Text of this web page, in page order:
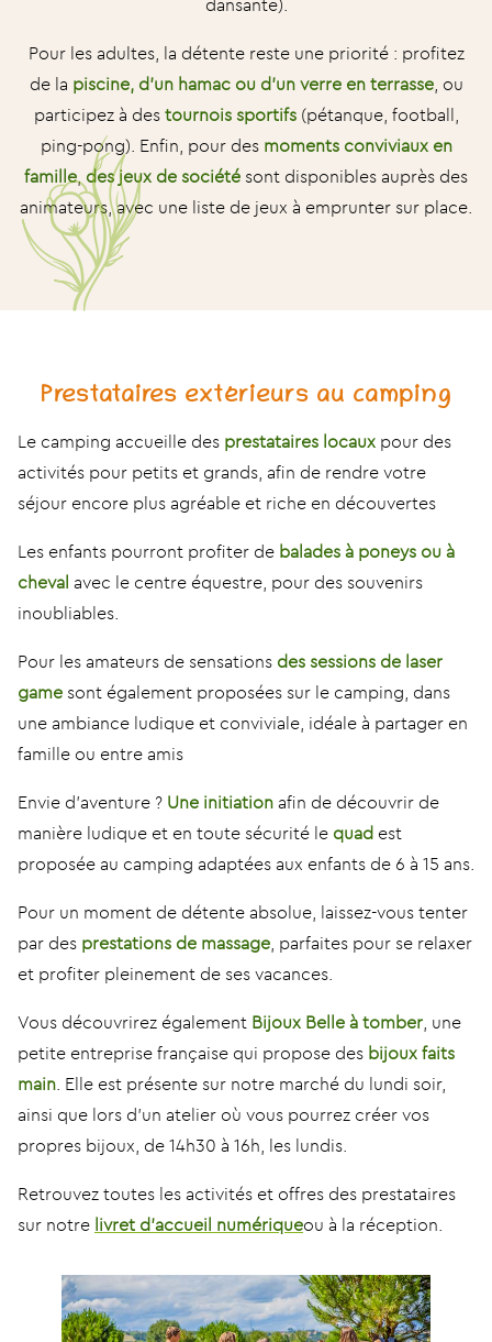
Pour les adultes, la détente reste une priorité : profitez
de la piscine, d’un hamac ou d’un verre en terrasse, ou
participez à des tournois sportifs(pétanque, football,
ping-pong). Enfin, pour des moments conviviaux en
famille, des jeux de société sont disponibles auprès des
animateurs, avec une liste de jeux à emprunter sur place.
Prestataires extérieurs au camping
Le camping accueille des prestataires locaux pour des
activités pour petits et grands, afin de rendre votre
séjour encore plus agréable et riche en découvertes
Les enfants pourront profiter de balades à poneys ou à
cheval avec le centre équestre, pour des souvenirs
inoubliables.
Pour les amateurs de sensations des sessions de laser
game sont également proposées sur le camping, dans
une ambiance ludique et conviviale, idéale à partager en
famille ou entre amis
Envie d’aventure ? Une initiation afin de découvrir de
manière ludique et en toute sécurité le quad est
proposée au camping adaptées aux enfants de 6 à 15 ans.
Pour un moment de détente absolue, laissez-vous tenter
par des prestations de massage , parfaites pour se relaxer
et profiter pleinement de ses vacances.
Vous découvrirez également Bijoux Belle à tomber , une
petite entreprise française qui propose des bijoux faits
main . Elle est présente sur notre marché du lundi soir,
ainsi que lors d’un atelier où vous pourrez créer vos
propres bijoux, de 14h30 à 16h, les lundis.
Retrouvez toutes les activités et offres des prestataires
sur notre livret d’accueil numériqueou à la réception.